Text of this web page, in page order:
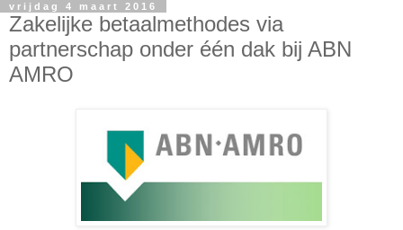
vrijdag 4 maart 2016
Zakelijke betaalmethodes via
partnerschap onder één dak bij ABN
AMRO